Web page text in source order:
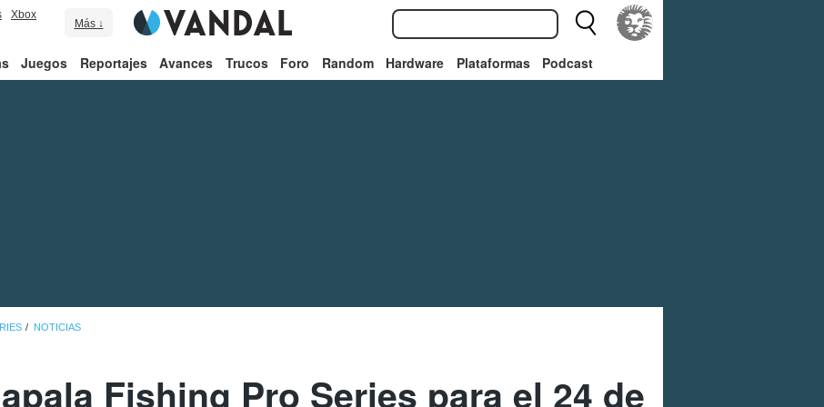
Xbox
Más ↓
Juegos Reportajes Avances Trucos Foro Random Hardware Plataformas Podcast
NOTICIAS
Fishing Pro Series para el 24 de